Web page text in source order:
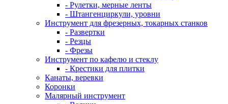
- Рулетки, мерные ленты
- Штангенциркули, уровни
Инструмент для фрезерных, токарных станков
- Развертки
- Резцы
- Фрезы
Инструмент по кафелю и стеклу
- Крестики для плитки
Канаты, веревки
Коронки
Малярный инструмент